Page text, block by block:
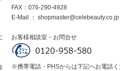
FAX：076-290-4928
E-Mail ： shopmaster@celebeauty.co.jp
お客様相談室・お問合せ
※携帯電話・PHSからは下記へお電話く